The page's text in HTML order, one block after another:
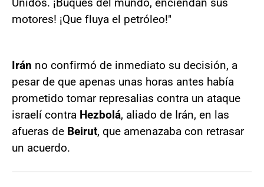
motores! ¡Que fluya el petróleo!"
Irán no confirmó de inmediato su decisión, a
pesar de que apenas unas horas antes había
prometido tomar represalias contra un ataque
israelí contra Hezbolá, aliado de Irán, en las
afueras de Beirut, que amenazaba con retrasar
un acuerdo.